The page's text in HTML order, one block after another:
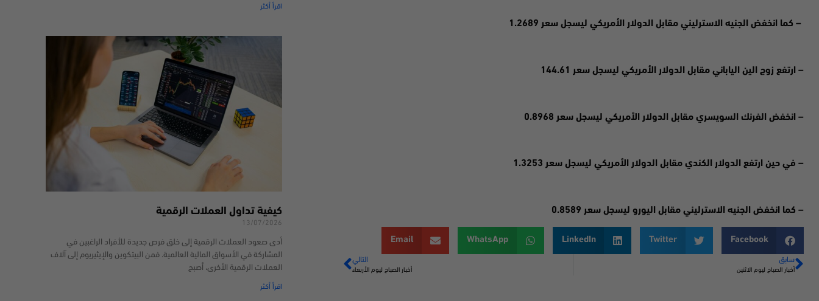
– كما انخفض الجنيه الاسترليني مقابل الدولار الأمريكي ليسجل سعر 1.2689
– ارتفع زوج الين الياباني مقابل الدولار الأمريكي ليسجل سعر 144.61
– انخفض الفرنك السويسري مقابل الدولار الأمريكي ليسجل سعر 0.8968
– في حين ارتفع الدولار الكندي مقابل الدولار الأمريكي ليسجل سعر 1.3253
– كما انخفض الجنيه الاسترليني مقابل اليورو ليسجل سعر 0.8589
Facebook
Twitter
LinkedIn
WhatsApp
Email
سابق
أخبار الصباح ليوم الاثنين
التالي
أخبار الصباح ليوم الأربعاء
اقرأ أكثر
كيفية تداول العملات الرقمية
13/07/2026
أدى صعود العملات الرقمية إلى خلق فرص جديدة للأفراد الراغبين في
المشاركة في الأسواق المالية العالمية. فمن البيتكوين والإيثيريوم إلى آلاف
العملات الرقمية الأخرى، أصبح
اقرأ أكثر